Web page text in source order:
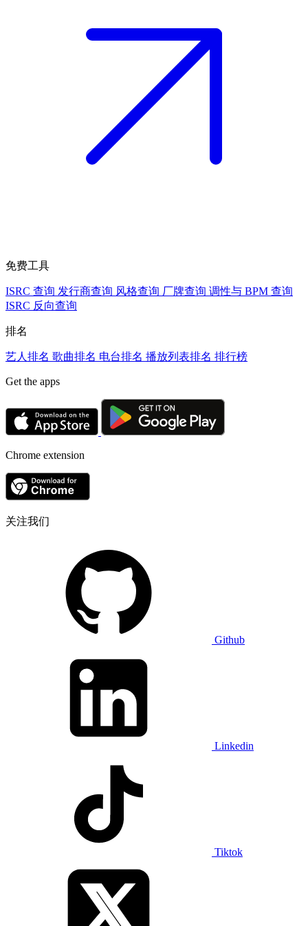
免费工具
ISRC 查询 发行商查询 风格查询 厂牌查询 调性与 BPM 查询
ISRC 反向查询
排名
艺人排名 歌曲排名 电台排名 播放列表排名 排行榜
Get the apps
Chrome extension
关注我们
Github
Linkedin
Tiktok